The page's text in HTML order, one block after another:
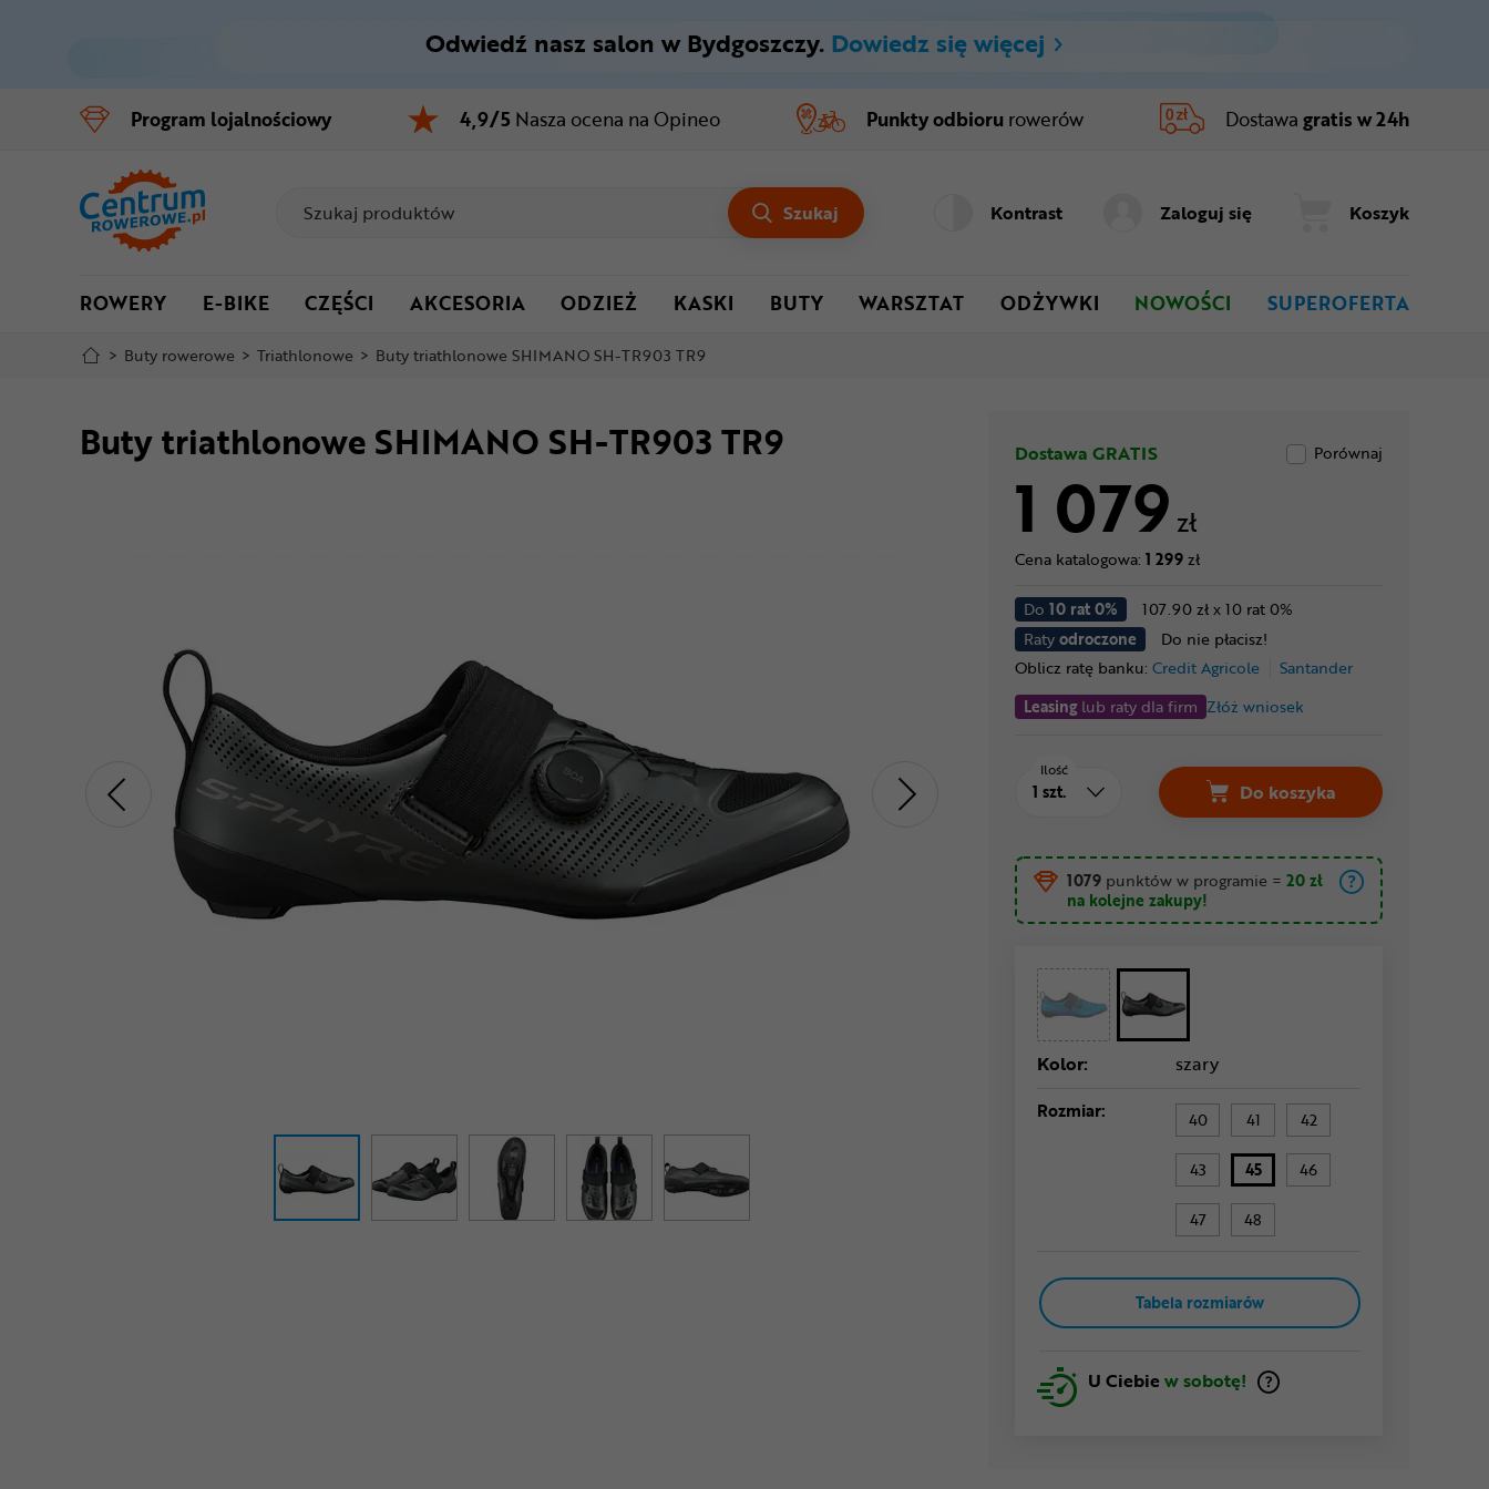
Menu główne
Informacje o produkcie
Do koszyka
Szczegółowe informacje
Mapa strony
Odwiedź nasz salon w Bydgoszczy. Dowiedz się więcej
Program lojalnościowy 4,9/5 Nasza ocena na Opineo Punkty odbioru rowerów Dostawa gratis w 24h
Szukaj Kontrast Zaloguj się Koszyk
ROWERY E-BIKE CZĘŚCI AKCESORIA ODZIEŻ KASKI BUTY WARSZTAT ODŻYWKI NOWOŚCI SUPEROFERTA
> Buty rowerowe > Triathlonowe > Buty triathlonowe SHIMANO SH-TR903 TR9
Buty triathlonowe SHIMANO SH-TR903 TR9 Dostawa GRATIS Porównaj
1 079 zł
Cena katalogowa: 1 299zł
Do 10 rat 0%
107.90 zł x 10 rat 0%
Ratyodroczone
Do nie płacisz!
Oblicz ratę banku: Credit Agricole
Santander
Leasinglub raty dla firm Złóż wniosek
Ilość
Do koszyka
1079 punktów w programie = 20 zł
na kolejne zakupy!
Kolor: szary
Rozmiar: 40 41 42
43 45 46
47 48
Tabela rozmiarów
U Ciebiew sobotę!